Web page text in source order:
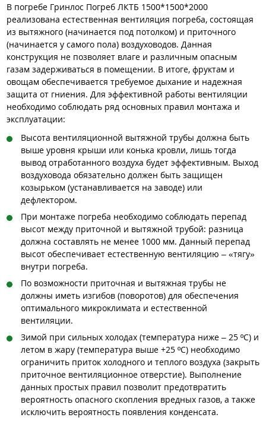
В погребе Гринлос Погреб ЛКТБ 1500*1500*2000
реализована естественная вентиляция погреба, состоящая
из вытяжного (начинается под потолком) и приточного
(начинается у самого пола) воздуховодов. Данная
конструкция не позволяет влаге и различным опасным
газам задерживаться в помещении. В итоге, фруктам и
овощам обеспечивается требуемое дыхание и надежная
защита от гниения. Для эффективной работы вентиляции
необходимо соблюдать ряд основных правил монтажа и
эксплуатации:
Высота вентиляционной вытяжной трубы должна быть
выше уровня крыши или конька кровли, лишь тогда
вывод отработанного воздуха будет эффективным. Выход
воздуховода обязательно должен быть защищен
козырьком (устанавливается на заводе) или
дефлектором.
При монтаже погреба необходимо соблюдать перепад
высот между приточной и вытяжной трубой: разница
должна составлять не менее 1000 мм. Данный перепад
высот обеспечивает естественную вентиляцию – «тягу»
внутри погреба.
По возможности приточная и вытяжная трубы не
должны иметь изгибов (поворотов) для обеспечения
оптимального микроклимата и естественной
вентиляции.
Зимой при сильных холодах (температура ниже – 25 ºC) и
летом в жару (температура выше +25 ºC) необходимо
ограничить приток холодного и теплого воздуха (закрыть
приточное вентиляционное отверстие). Выполнение
данных простых правил позволит предотвратить
вероятность опасного скопления вредных газов, а также
исключить вероятность появления конденсата.